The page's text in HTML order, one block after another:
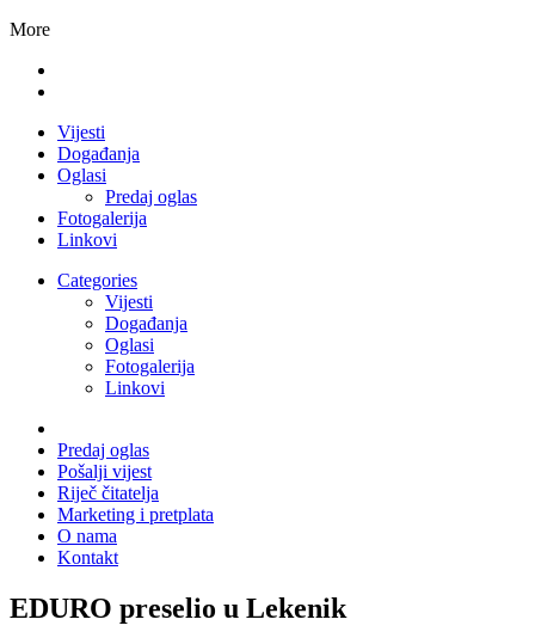
More
Vijesti
Događanja
Oglasi
Predaj oglas
Fotogalerija
Linkovi
Categories
Vijesti
Događanja
Oglasi
Fotogalerija
Linkovi
Predaj oglas
Pošalji vijest
Riječ čitatelja
Marketing i pretplata
O nama
Kontakt
EDURO preselio u Lekenik